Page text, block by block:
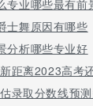
专业哪些最有前
士舞原因有哪些
分析哪些专业好
距离2023高考
录取分数线预